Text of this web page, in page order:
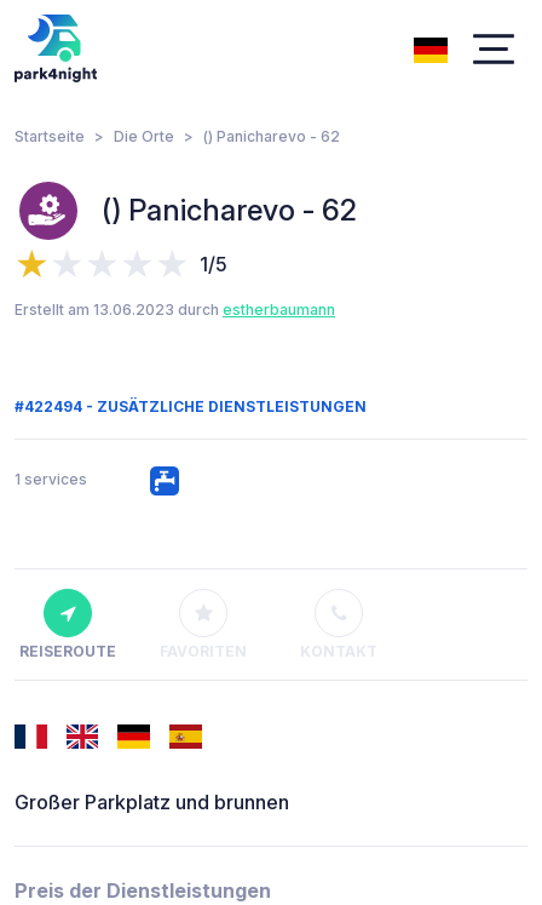
Startseite Die Orte () Panicharevo - 62
() Panicharevo - 62
1/5
Erstellt am 13.06.2023 durch estherbaumann
#422494 - ZUSÄTZLICHE DIENSTLEISTUNGEN
1 services
REISEROUTE FAVORITEN KONTAKT
Großer Parkplatz und brunnen
Preis der Dienstleistungen